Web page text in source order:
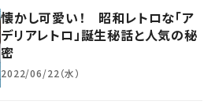
懐かし可愛い！ 昭和レトロな「ア
デリアレトロ」誕生秘話と人気の秘
密
2022/06/22（水）